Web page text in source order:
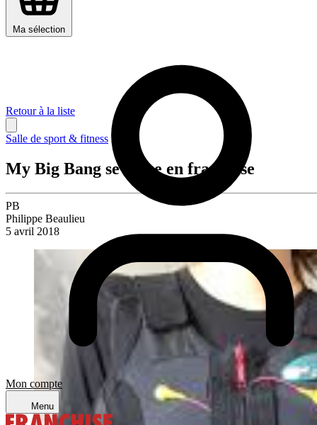
Ma sélection
Mon compte
Menu
Retour à la liste
Salle de sport & fitness
My Big Bang se lance en franchise
PB
Philippe Beaulieu
5 avril 2018